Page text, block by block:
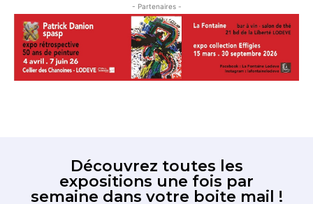
- Partenaires -
Découvrez toutes les
expositions une fois par
semaine dans votre boite mail !